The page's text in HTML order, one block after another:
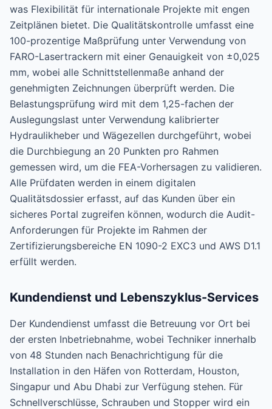
was Flexibilität für internationale Projekte mit engen
Zeitplänen bietet. Die Qualitätskontrolle umfasst eine
100-prozentige Maßprüfung unter Verwendung von
FARO-Lasertrackern mit einer Genauigkeit von ±0,025
mm, wobei alle Schnittstellenmaße anhand der
genehmigten Zeichnungen überprüft werden. Die
Belastungsprüfung wird mit dem 1,25-fachen der
Auslegungslast unter Verwendung kalibrierter
Hydraulikheber und Wägezellen durchgeführt, wobei
die Durchbiegung an 20 Punkten pro Rahmen
gemessen wird, um die FEA-Vorhersagen zu validieren.
Alle Prüfdaten werden in einem digitalen
Qualitätsdossier erfasst, auf das Kunden über ein
sicheres Portal zugreifen können, wodurch die Audit-
Anforderungen für Projekte im Rahmen der
Zertifizierungsbereiche EN 1090-2 EXC3 und AWS D1.1
erfüllt werden.
Kundendienst und Lebenszyklus-Services
Der Kundendienst umfasst die Betreuung vor Ort bei
der ersten Inbetriebnahme, wobei Techniker innerhalb
von 48 Stunden nach Benachrichtigung für die
Installation in den Häfen von Rotterdam, Houston,
Singapur und Abu Dhabi zur Verfügung stehen. Für
Schnellverschlüsse, Schrauben und Stopper wird ein